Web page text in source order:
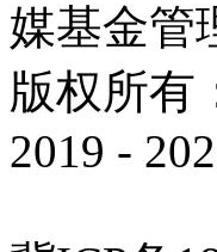
媒基金管
版权所有
2019 -